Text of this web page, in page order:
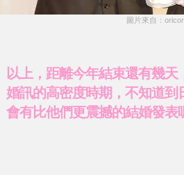
圖片來自：
以上，距離今年結束還有幾
婚訊的高密度時期，不知道到
會有比他們更震撼的結婚發表